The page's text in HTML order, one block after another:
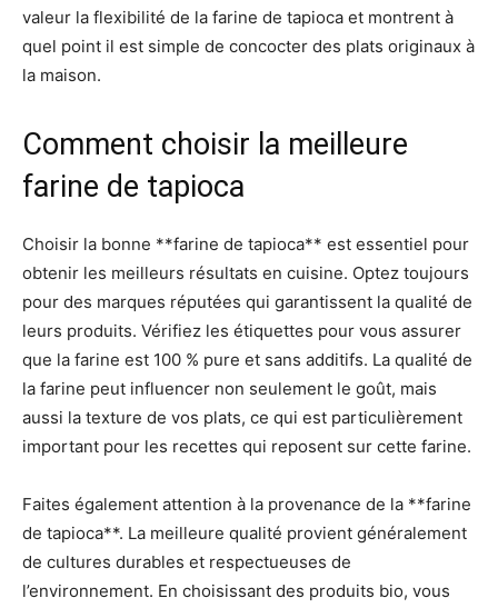
valeur la flexibilité de la farine de tapioca et montrent à
quel point il est simple de concocter des plats originaux à
la maison.
Comment choisir la meilleure
farine de tapioca
Choisir la bonne **farine de tapioca** est essentiel pour
obtenir les meilleurs résultats en cuisine. Optez toujours
pour des marques réputées qui garantissent la qualité de
leurs produits. Vérifiez les étiquettes pour vous assurer
que la farine est 100 % pure et sans additifs. La qualité de
la farine peut influencer non seulement le goût, mais
aussi la texture de vos plats, ce qui est particulièrement
important pour les recettes qui reposent sur cette farine.
Faites également attention à la provenance de la **farine
de tapioca**. La meilleure qualité provient généralement
de cultures durables et respectueuses de
l’environnement. En choisissant des produits bio, vous